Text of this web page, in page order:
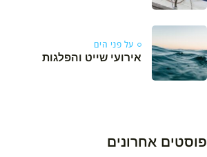
על פני הים
אירועי שייט והפלגות
פוסטים אחרונים